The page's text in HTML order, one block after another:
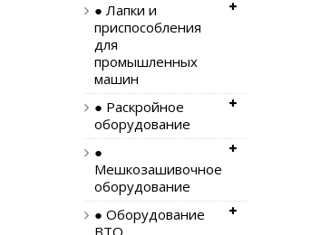
● Лапки и
приспособления
для
промышленных
машин
● Раскройное
оборудование
●
Мешкозашивочное
оборудование
● Оборудование
ВТО,